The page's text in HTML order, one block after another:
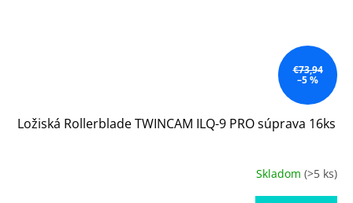
€73,94
–5 %
Ložiská Rollerblade TWINCAM ILQ-9 PRO súprava 16ks
Skladom (>5 ks)